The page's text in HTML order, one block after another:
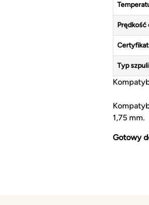
Prędkość
Certyfikat
Typ szpuli
1,75 mm.
Gotowy